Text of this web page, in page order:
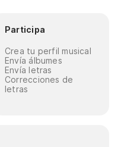
Participa
Crea tu perfil musical
Envía álbumes
Envía letras
Correcciones de
letras